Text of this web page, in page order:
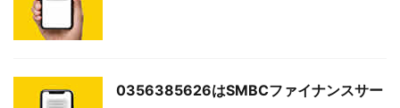
0356385626はSMBCファイナンスサー